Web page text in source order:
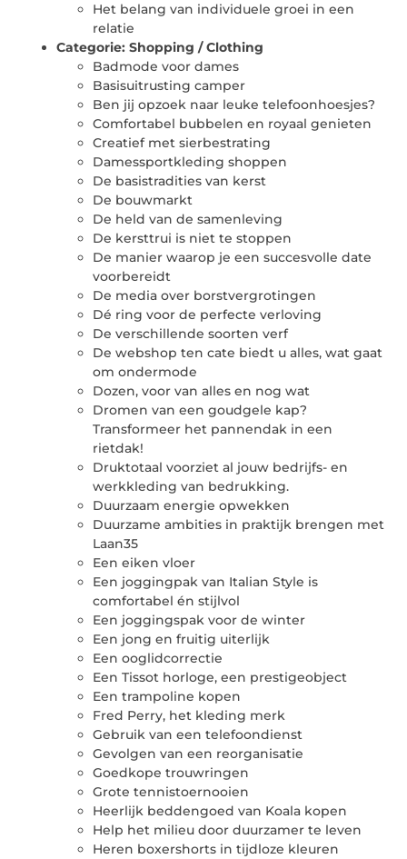
Het belang van individuele groei in een
relatie
Categorie: Shopping / Clothing
Badmode voor dames
Basisuitrusting camper
Ben jij opzoek naar leuke telefoonhoesjes?
Comfortabel bubbelen en royaal genieten
Creatief met sierbestrating
Damessportkleding shoppen
De basistradities van kerst
De bouwmarkt
De held van de samenleving
De kersttrui is niet te stoppen
De manier waarop je een succesvolle date
voorbereidt
De media over borstvergrotingen
Dé ring voor de perfecte verloving
De verschillende soorten verf
De webshop ten cate biedt u alles, wat gaat
om ondermode
Dozen, voor van alles en nog wat
Dromen van een goudgele kap?
Transformeer het pannendak in een
rietdak!
Druktotaal voorziet al jouw bedrijfs- en
werkkleding van bedrukking.
Duurzaam energie opwekken
Duurzame ambities in praktijk brengen met
Laan35
Een eiken vloer
Een joggingpak van Italian Style is
comfortabel én stijlvol
Een joggingspak voor de winter
Een jong en fruitig uiterlijk
Een ooglidcorrectie
Een Tissot horloge, een prestigeobject
Een trampoline kopen
Fred Perry, het kleding merk
Gebruik van een telefoondienst
Gevolgen van een reorganisatie
Goedkope trouwringen
Grote tennistoernooien
Heerlijk beddengoed van Koala kopen
Help het milieu door duurzamer te leven
Heren boxershorts in tijdloze kleuren